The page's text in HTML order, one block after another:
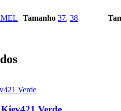
Tamanho 37, 38